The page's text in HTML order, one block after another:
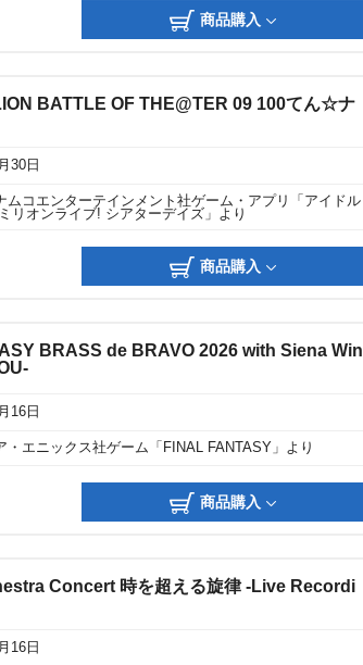
商品購入
BATTLE OF THE@TER 09 100てん☆ナ
30日
ムコエンターテインメント社ゲーム・アプリ「アイドル
リオンライブ! シアターデイズ」より
商品購入
BRASS de BRAVO 2026 with Siena Win
16日
・エニックス社ゲーム「FINAL FANTASY」より
商品購入
Concert 時を超える旋律 -Live Recordi
16日